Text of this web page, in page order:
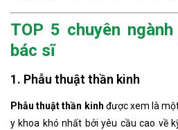
TOP 5 chuyên
bác sĩ
1. Phẫu thuật thần kinh
Phẫu thuật thần kinh được xem là
y khoa khó nhất bởi yêu cầu cao về